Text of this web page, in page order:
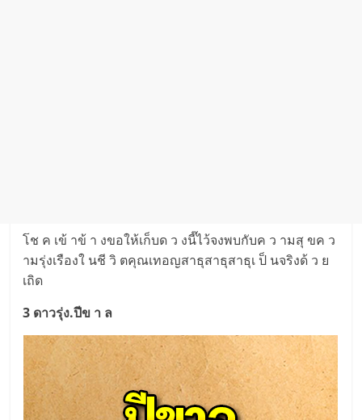
โช ค เข้ าข้ า งขอให้เก็บด ว งนี๊ไว้จงพบกับค ว ามสุ ขค ว
ามรุ่งเรืองใ นชี วิ ตคุณเทอญสาธุสาธุสาธุเ ป็ นจริงด้ ว ย
เถิด
3 ดาวรุ่ง.ปีข า ล